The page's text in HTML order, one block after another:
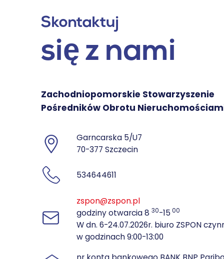
Skontaktuj
się z nami
Zachodniopomorskie Stowarzyszenie
Pośredników Obrotu
Garncarska 5/U7
70-377 Szczecin
534644611
zspon@zspon.pl
godziny otwarcia 830-15 00
W dn. 6-24.07.2026r. biuro ZSPON
w godzinach 9:00-13:00